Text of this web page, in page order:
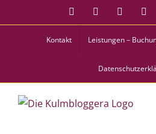
Inhalt
FacebookInstagramTwitter
Kontakt Leistungen –